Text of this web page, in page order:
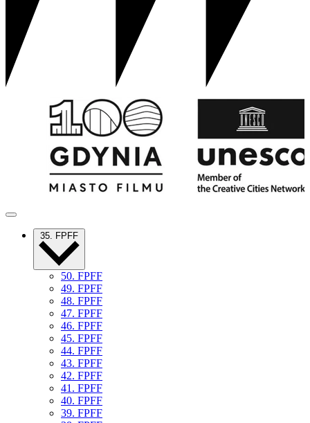
35. FPFF
50. FPFF
49. FPFF
48. FPFF
47. FPFF
46. FPFF
45. FPFF
44. FPFF
43. FPFF
42. FPFF
41. FPFF
40. FPFF
39. FPFF